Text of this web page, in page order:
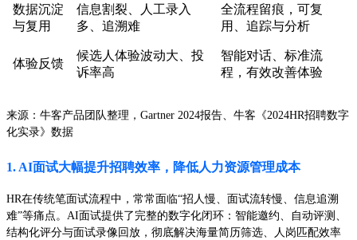
数据沉淀
与复用
信息割裂、人工录入
多、追溯难
全流程留痕，可复
用、追踪与分析
体验反馈
候选人体验波动大、投
诉率高
智能对话、标准流
程，有效改善体验
来源：牛客产品团队整理，Gartner 2024报告、牛客《2024HR招聘数字
化实录》数据
1. AI面试大幅提升招聘效率，降低人力资源管理成本
HR在传统笔面试流程中，常常面临“招人慢、面试流转慢、信息追溯
难”等痛点。AI面试提供了完整的数字化闭环：智能邀约、自动评测、
结构化评分与面试录像回放，彻底解决海量简历筛选、人岗匹配效率